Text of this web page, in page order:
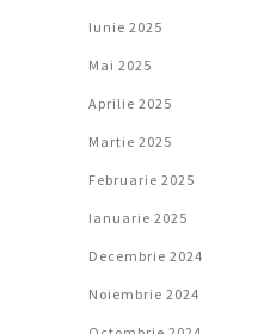
Iunie 2025
Mai 2025
Aprilie 2025
Martie 2025
Februarie 2025
Ianuarie 2025
Decembrie 2024
Noiembrie 2024